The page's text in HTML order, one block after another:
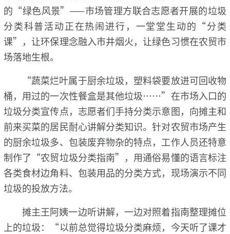
的“绿色风景”——市场管理方联合志愿者开展的垃圾
分类科普活动正在热闹进行，一堂堂生动的“分类
课”，让环保理念融入市井烟火，让绿色习惯在农贸市
场落地生根。
“蔬菜烂叶属于厨余垃圾，塑料袋要放进可回收物
桶，用过的一次性餐盒是其他垃圾……”在市场入口的
垃圾分类宣传点，志愿者们手持分类示意图，向摊主和
前来买菜的居民耐心讲解分类知识。针对农贸市场产生
的厨余垃圾多、包装废弃物杂的特点，工作人员还特意
制作了“农贸垃圾分类指南”，用通俗易懂的语言标注
各类食材边角料、包装用品的分类方式，现场演示不同
垃圾的投放方法。
摊主王阿姨一边听讲解，一边对照着指南整理摊位
上的垃圾：“以前总觉得垃圾分类麻烦，今天听了课才